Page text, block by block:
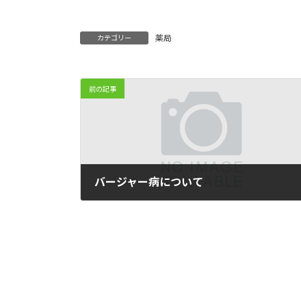
カテゴリー 薬局
前の記事
バージャー病について